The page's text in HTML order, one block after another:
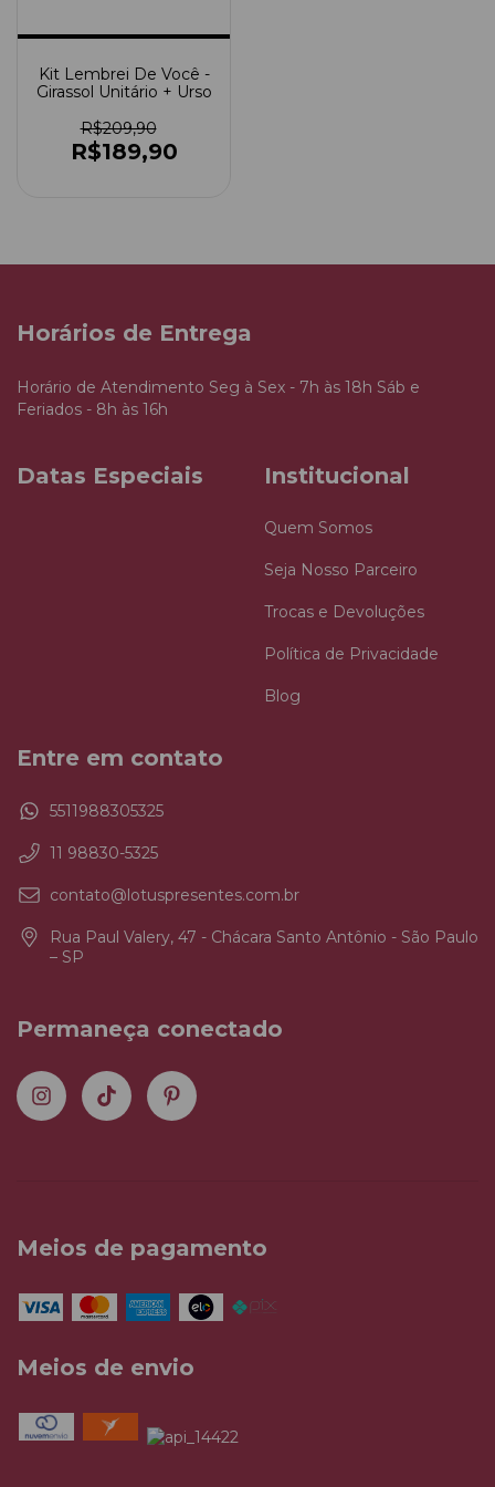
Kit Lembrei De Você -
Girassol Unitário + Urso
R$209,90
R$189,90
Horários de Entrega
Horário de Atendimento Seg à Sex - 7h às 18h Sáb e
Feriados - 8h às 16h
Datas Especiais Institucional
Quem Somos
Seja Nosso Parceiro
Trocas e Devoluções
Política de Privacidade
Blog
Entre em contato
5511988305325
11 98830-5325
contato@lotuspresentes.com.br
Rua Paul Valery, 47 - Chácara Santo Antônio - São Paulo
– SP
Permaneça conectado
Meios de pagamento
Meios de envio